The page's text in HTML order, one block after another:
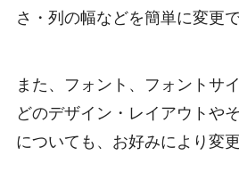
さ・列の幅などを簡単に変更
また、フォント、フォントサ
どのデザイン・レイアウトや
についても、お好みにより変